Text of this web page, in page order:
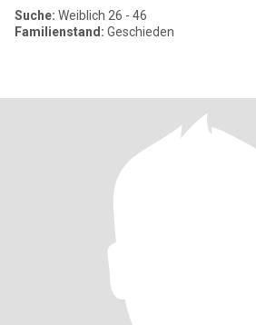
Suche: Weiblich 26 - 46
Familienstand: Geschieden